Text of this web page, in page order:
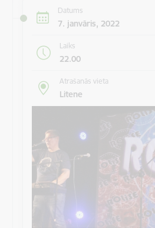
Datums
7. janvāris, 2022
Laiks
22.00
Atrašanās vieta
Litene